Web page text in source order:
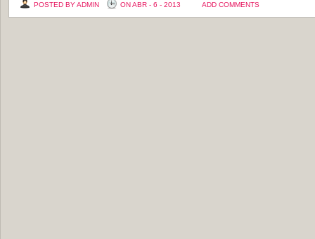
POSTED BY ADMIN ON ABR - 6 - 2013 ADD COMMENTS